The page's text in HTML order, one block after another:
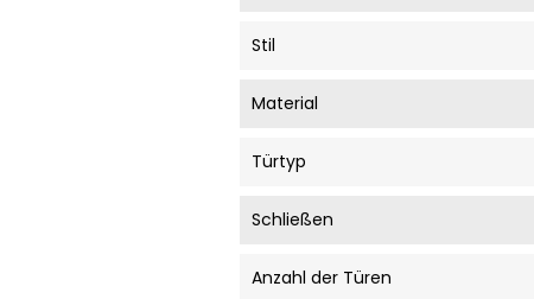
Stil
Material
Türtyp
Schließen
Anzahl der Türen